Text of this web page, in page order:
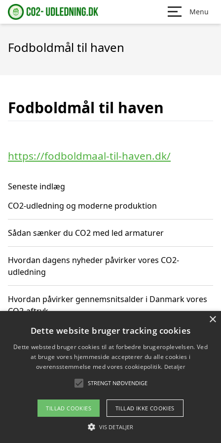
Menu
Fodboldmål til haven
Fodboldmål til haven
https://fodboldmaal-til-haven.dk/
Seneste indlæg
CO2-udledning og moderne produktion
Sådan sænker du CO2 med led armaturer
Hvordan dagens nyheder påvirker vores CO2-
udledning
Hvordan påvirker gennemsnitsalder i Danmark vores
CO2-aftryk
Hvordan nyheder om CO2-udledning påvirker vores
hverdag
Om / kontakt
Blog Betingelser
×
Dette website bruger tracking cookies
Dette websted bruger cookies til at forbedre brugeroplevelsen. Ved
at bruge vores hjemmeside accepterer du alle cookies i
overensstemmelse med vores cookiepolitik. Detaljer
STRENGT NØDVENDIGE
TILLAD COOKIES TILLAD IKKE COOKIES
VIS DETALJER